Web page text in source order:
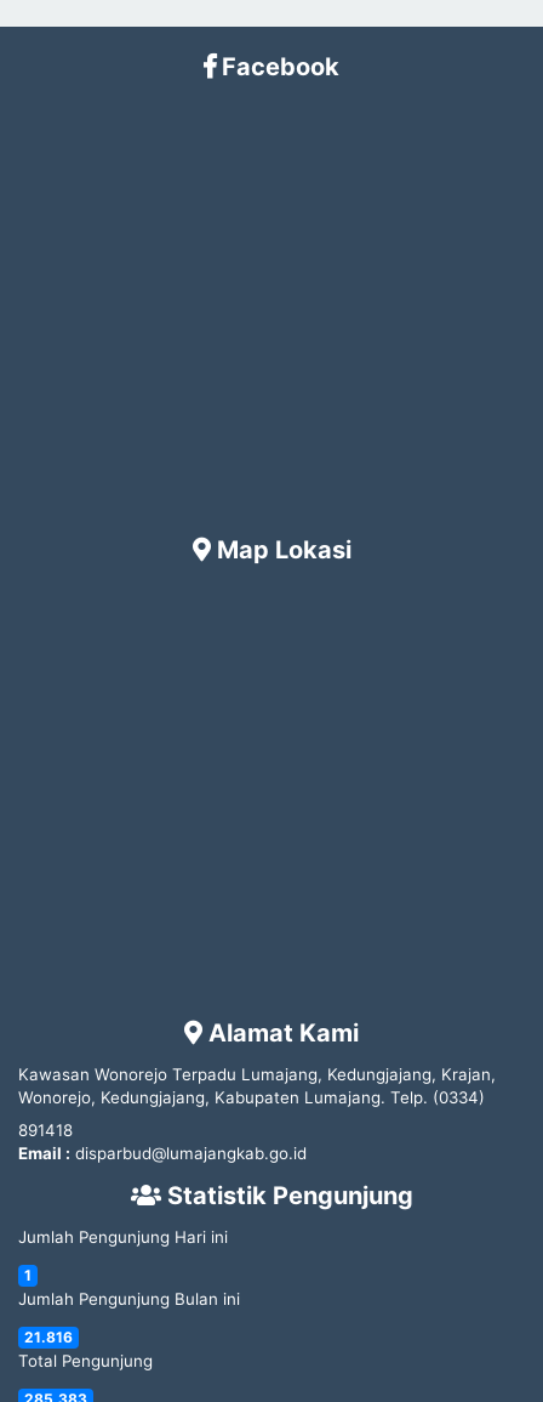
Facebook
Map Lokasi
Alamat Kami
Kawasan Wonorejo Terpadu Lumajang, Kedungjajang, Krajan,
Wonorejo, Kedungjajang, Kabupaten Lumajang. Telp. (0334)
891418
Email : disparbud@lumajangkab.go.id
Statistik Pengunjung
Jumlah Pengunjung Hari ini
1
Jumlah Pengunjung Bulan ini
21.816
Total Pengunjung